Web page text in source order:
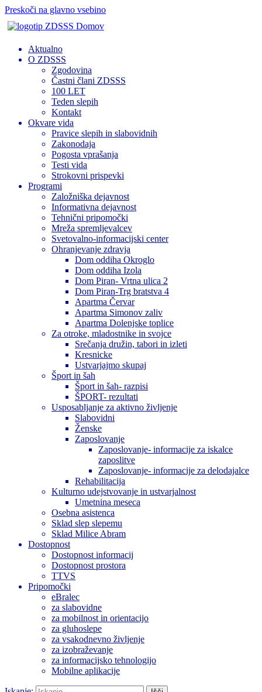
Preskoči na glavno vsebino
Domov
Aktualno
O ZDSSS
Zgodovina
Častni člani ZDSSS
100 LET
Teden slepih
Kontakt
Okvare vida
Pravice slepih in slabovidnih
Zakonodaja
Pogosta vprašanja
Testi vida
Strokovni prispevki
Programi
Založniška dejavnost
Informativna dejavnost
Tehnični pripomočki
Mreža spremljevalcev
Svetovalno-informacijski center
Ohranjevanje zdravja
Dom oddiha Okroglo
Dom oddiha Izola
Dom Piran- Vrtna ulica 2
Dom Piran-Trg bratstva 4
Apartma Červar
Apartma Simonov zaliv
Apartma Dolenjske toplice
Za otroke, mladostnike in svojce
Srečanja družin, tabori in izleti
Kresnicke
Ustvarjajmo skupaj
Šport in šah
Šport in šah- razpisi
ŠPORT- rezultati
Usposabljanje za aktivno življenje
Slabovidni
Ženske
Zaposlovanje
Zaposlovanje- informacije za iskalce
zaposlitve
Zaposlovanje- informacije za delodajalce
Rehabilitacija
Kulturno udejstvovanje in ustvarjalnost
Umetnina meseca
Osebna asistenca
Sklad slep slepemu
Sklad Milice Abram
Dostopnost
Dostopnost informacij
Dostopnost prostora
TTVS
Pripomočki
eBralec
za slabovidne
za mobilnost in orientacijo
za gluhoslepe
za vsakodnevno življenje
za izobraževanje
za informacijsko tehnologijo
Mobilne aplikacije